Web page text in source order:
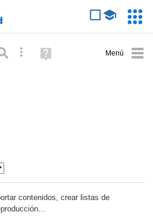
Búsqueda avanzada
Ayuda
(en
contenidos, crear listas de